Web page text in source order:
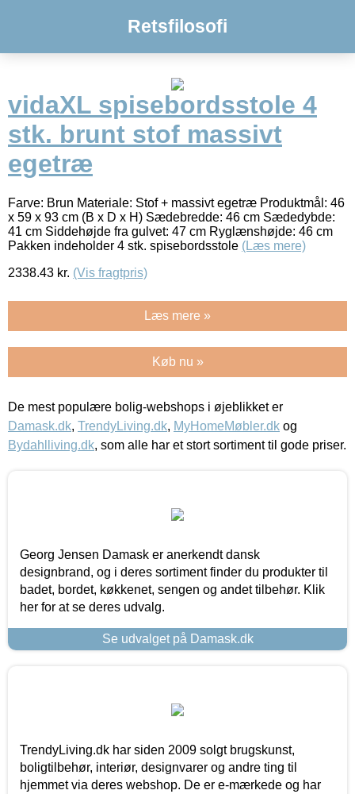
Retsfilosofi
vidaXL spisebordsstole 4
stk. brunt stof massivt
egetræ
Farve: Brun Materiale: Stof + massivt egetræ Produktmål: 46
x 59 x 93 cm (B x D x H) Sædebredde: 46 cm Sædedybde:
41 cm Siddehøjde fra gulvet: 47 cm Ryglænshøjde: 46 cm
Pakken indeholder 4 stk. spisebordsstole (Læs mere)
2338.43 kr. (Vis fragtpris)
Læs mere »
Køb nu »
De mest populære bolig-webshops i øjeblikket er
Damask.dk, TrendyLiving.dk, MyHomeMøbler.dk og
Bydahlliving.dk, som alle har et stort sortiment til gode priser.
Georg Jensen Damask er anerkendt dansk
designbrand, og i deres sortiment finder du produkter til
badet, bordet, køkkenet, sengen og andet tilbehør. Klik
her for at se deres udvalg.
Se udvalget på Damask.dk
TrendyLiving.dk har siden 2009 solgt brugskunst,
boligtilbehør, interiør, designvarer og andre ting til
hjemmet via deres webshop. De er e-mærkede og har